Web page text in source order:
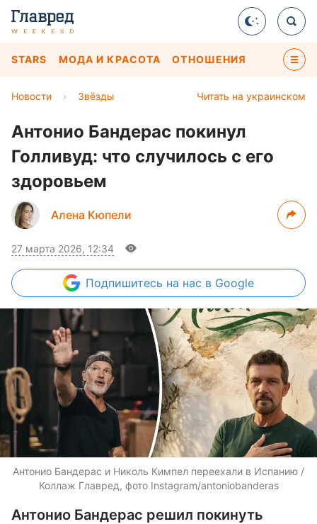
STARS МОДА И КРАСОТА ОТНОШЕНИЯ
Читать на украинском
Новости › Звёзды
Антонио Бандерас покинул
Голливуд: что случилось с его
здоровьем
Алена Кюпели
27 марта 2026, 12:34
Подпишитесь на нас в Google
Антонио Бандерас и Николь Кимпел переехали в Испанию /
Коллаж Главред, фото Instagram/antoniobanderas
Антонио Бандерас решил покинуть